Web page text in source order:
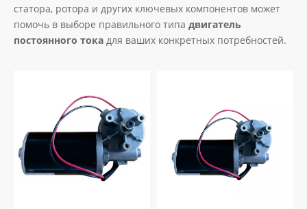
статора, ротора и других ключевых компонентов может
помочь в выборе правильного типа двигатель
постоянного тока для ваших конкретных потребностей.